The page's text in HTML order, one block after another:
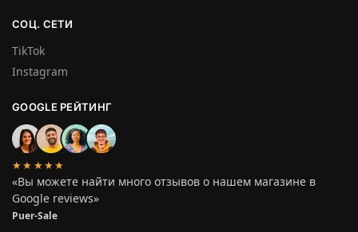
СОЦ. СЕТИ
TikTok
Instagram
GOOGLE РЕЙТИНГ
★★★★★
«Вы можете найти много отзывов о нашем магазине в
Google reviews»
Puer-Sale